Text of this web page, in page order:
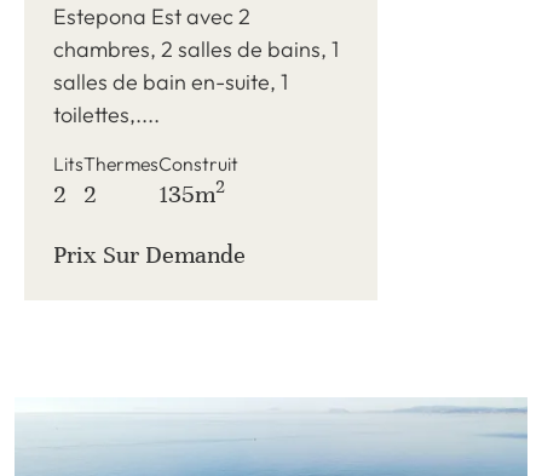
Estepona Est avec 2
chambres, 2 salles de bains, 1
salles de bain en-suite, 1
toilettes,....
Lits
2
Thermes
2
Construit
135m2
Prix ​​sur Demande